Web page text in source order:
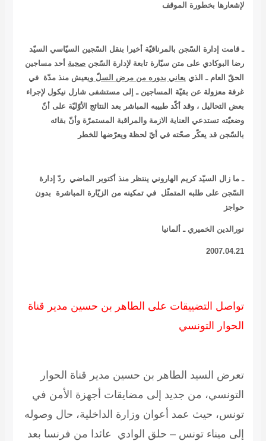
لإشعارها بخطورة الموقف
ـ قامت إدارة السّجن بالمرناقيّة أخيرا بنقل السّجين السيّاسي السيّد
رضا البوكادي على متن سيّارة تابعة لإدارة السّجن صحبة أحد مساجين
الحقّ العام ـ الذي يعاني بدوره من مرض السلّ ويعيش منذ مدّة في
غرفة معزولة عن بقيّة المساجين ـ إلى مستشفى شارل نيكول لإجراء
بعض التحاليل ، وقد أكّد طبيبه المباشر بعد النتائج الأوّليّة على أنّ
وضعيّته تستدعي العناية الازمة والمراقبة المستمرّة وأنّ بقائه
بالسّجن قد يعكّر صحّته في أيّ لحظة ويعرّضها للخطر
ـ ما زال السيّد كريم الهاروني ينتظر منذ أكتوبر الماضي ردّ إدارة
السّجن على طلبه المتمثّل في تمكينه من الزيّارة المباشرة بدون
حواجز
نورالدين الخميري ـ ألمانيا
2007.04.21
تواصل التضييقات على الطاهر بن حسين مدير قناة
الحوار التونسي
تعرض السيد الطاهر بن حسين مدير قناة الحوار
التونسي، من جديد إلى مضايقات أجهزة الأمن في
تونس، حيث عمد أعوان وزارة الداخلية، حال وصوله
إلى ميناء تونس – حلق الوادي عائدا من فرنسا بعد